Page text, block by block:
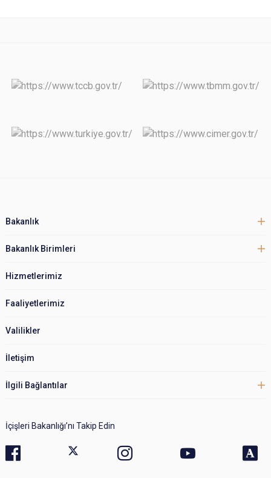
Bakanlık
Bakanlık Birimleri
Hizmetlerimiz
Faaliyetlerimiz
Valilikler
İletişim
İlgili Bağlantılar
İçişleri Bakanlığı’nı Takip Edin